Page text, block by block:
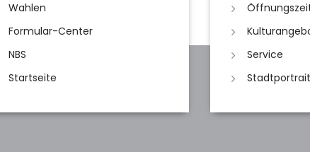
Wahlen
Formular-Center
NBS
Startseite
Service
Stadtportrait